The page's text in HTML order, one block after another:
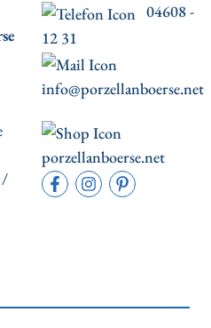
04608 -
12 31
info@porzellanboerse.net
/
porzellanboerse.net